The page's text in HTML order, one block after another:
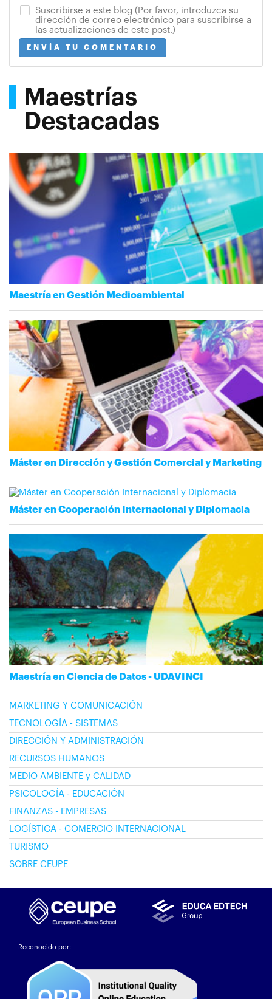
Suscribirse a este blog (Por favor, introduzca su
dirección de correo electrónico para suscribirse a
las actualizaciones de este post.)
ENVÍA TU COMENTARIO
Maestrías
Destacadas
Maestría en Gestión Medioambiental
Máster en Dirección y Gestión Comercial y Marketing
Máster en Cooperación Internacional y Diplomacia
Maestría en Ciencia de Datos - UDAVINCI
MARKETING Y COMUNICACIÓN
TECNOLOGÍA - SISTEMAS
DIRECCIÓN Y ADMINISTRACIÓN
RECURSOS HUMANOS
MEDIO AMBIENTE y CALIDAD
PSICOLOGÍA - EDUCACIÓN
FINANZAS - EMPRESAS
LOGÍSTICA - COMERCIO INTERNACIONAL
TURISMO
SOBRE CEUPE
Reconocido por: